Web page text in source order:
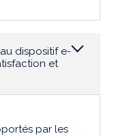
dispositif e-
et
par les